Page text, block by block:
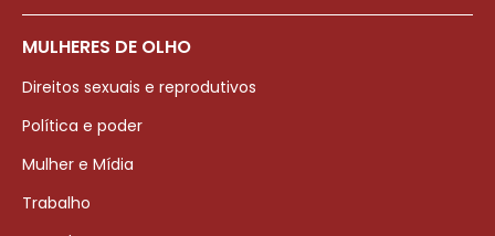
MULHERES DE OLHO
Direitos sexuais e reprodutivos
Política e poder
Mulher e Mídia
Trabalho